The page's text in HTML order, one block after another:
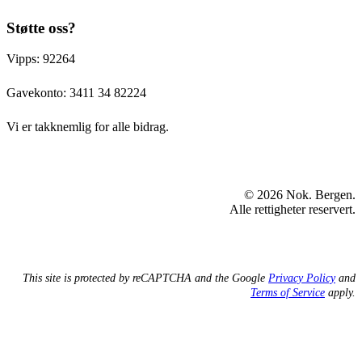
Støtte oss?
Vipps: 92264
Gavekonto: 3411 34 82224
Vi er takknemlig for alle bidrag.
© 2026 Nok. Bergen.
Alle rettigheter reservert.
This site is protected by reCAPTCHA and the Google Privacy Policyand
Terms of Service apply.